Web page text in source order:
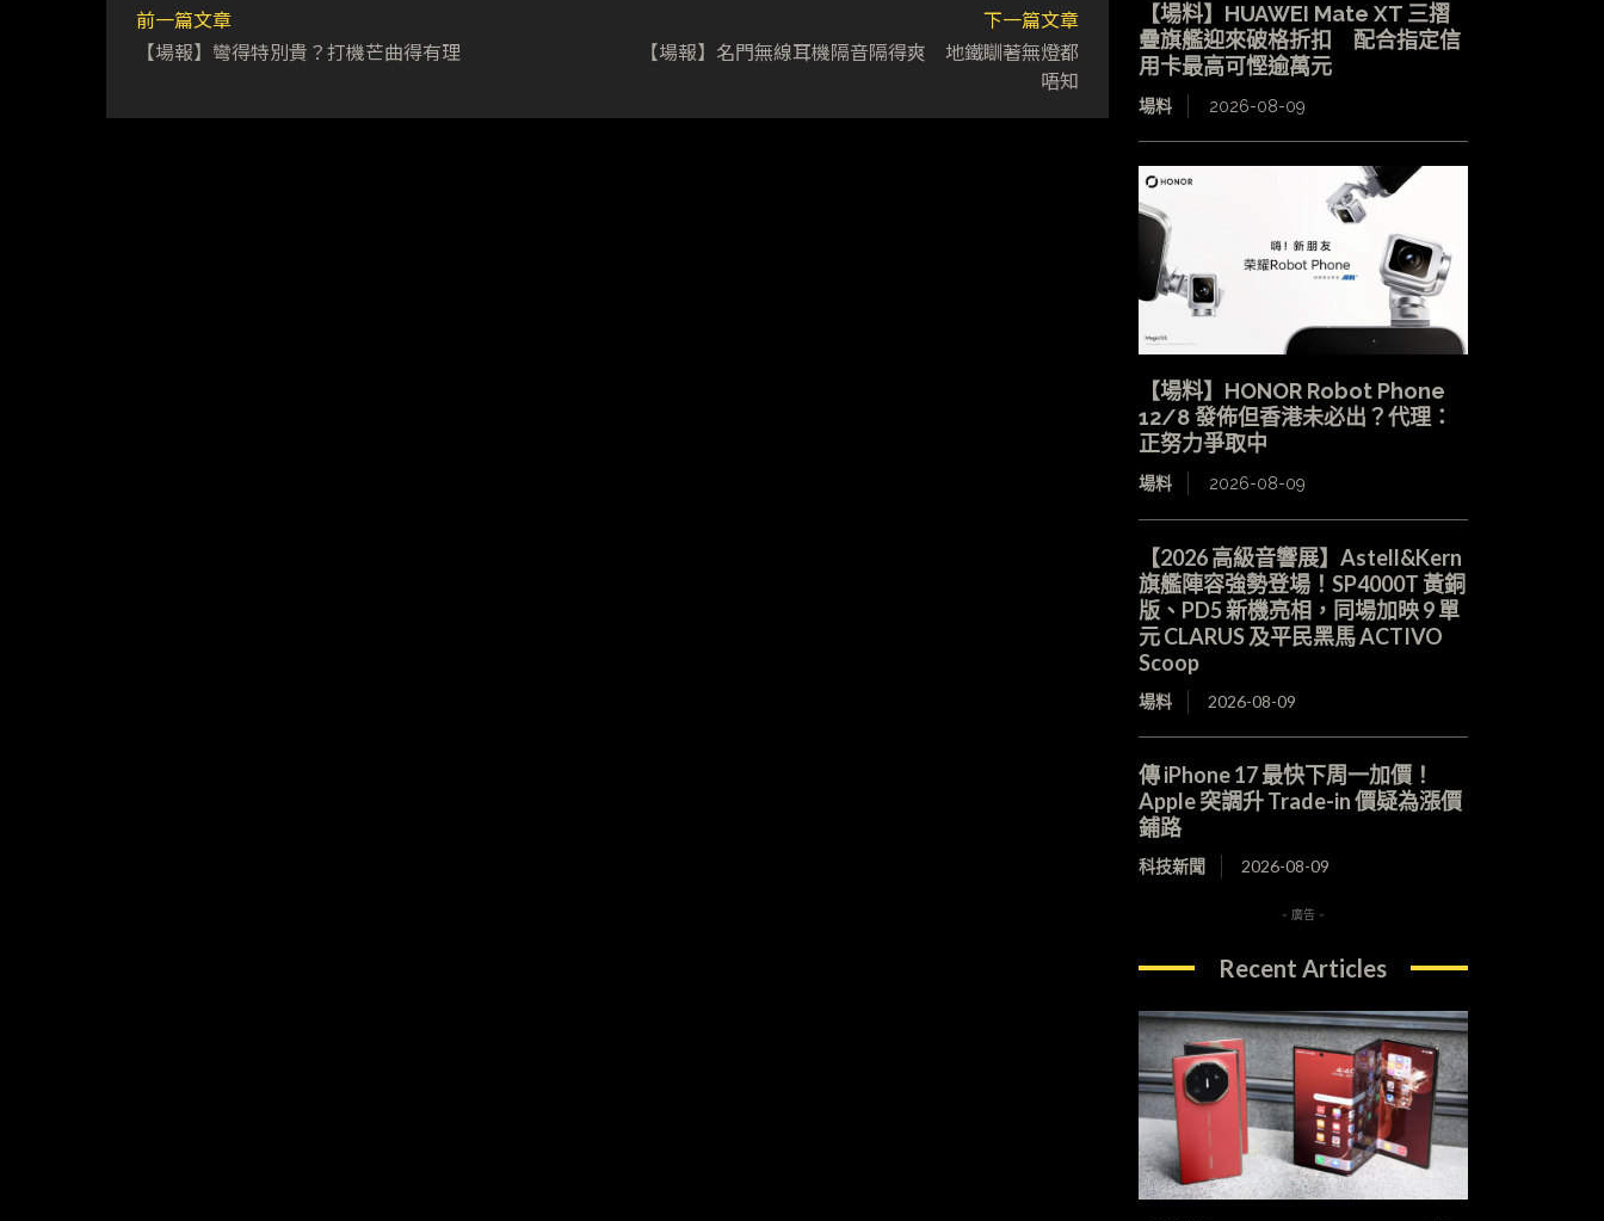
前一篇文章
【場報】彎得特別貴？打機芒曲得有理
下一篇文章
【場報】名門無線耳機隔音隔得爽 地鐵瞓著無燈都
唔知
【場料】HUAWEI Mate XT 三摺
疊旗艦迎來破格折扣 配合指定信
用卡最高可慳逾萬元
場料 2026-08-09
【場料】HONOR Robot Phone
12/8 發佈但香港未必出？代理：
正努力爭取中
場料 2026-08-09
【2026 高級音響展】Astell&Kern
旗艦陣容強勢登場！SP4000T 黃銅
版、PD5 新機亮相，同場加映 9 單
元 CLARUS 及平民黑馬 ACTIVO
Scoop
場料 2026-08-09
傳 iPhone 17 最快下周一加價！
Apple 突調升 Trade-in 價疑為漲價
鋪路
科技新聞 2026-08-09
- 廣告 -
Recent Articles